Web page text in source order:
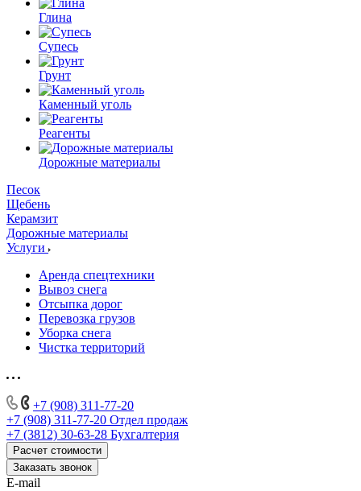
Глина
Супесь
Грунт
Каменный уголь
Реагенты
Дорожные материалы
Песок
Щебень
Керамзит
Дорожные материалы
Услуги
Аренда спецтехники
Вывоз снега
Отсыпка дорог
Перевозка грузов
Уборка снега
Чистка территорий
+7 (908) 311-77-20
+7 (908) 311-77-20 Отдел продаж
+7 (3812) 30-63-28 Бухгалтерия
Расчет стоимости
Заказать звонок
E-mail